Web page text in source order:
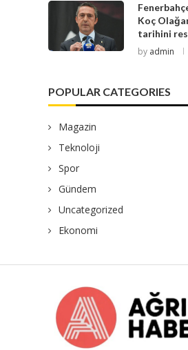
Koç
tarihini
by admin
POPULAR CATEGORIES
Magazin
Teknoloji
Spor
Gündem
Uncategorized
Ekonomi